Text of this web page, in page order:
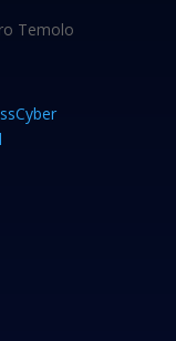
Temolo
Cyber